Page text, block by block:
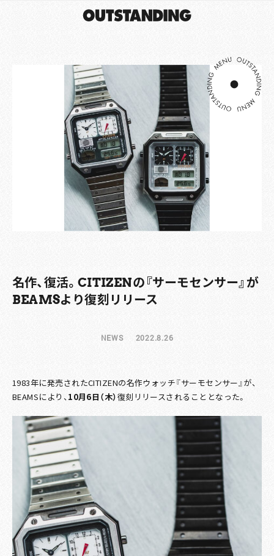
名作、復活。CITIZENの『サーモセンサー』が
BEAMSより復刻リリース
NEWS 2022.8.26
1983年に発売されたCITIZENの名作ウォッチ『サーモセンサー』が、
BEAMSにより、10月6日（木）復刻リリースされることとなった。